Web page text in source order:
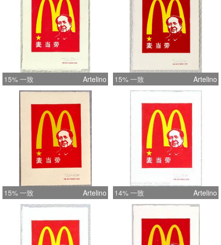
15% 一致 Artelino 15% 一致 Artelino
15% 一致 Artelino 14% 一致 Artelino